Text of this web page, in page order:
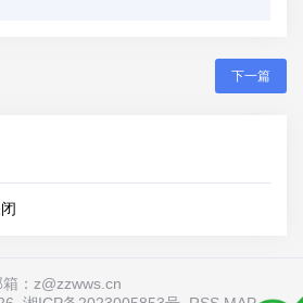
下一篇
箱：z@zzwws.cn